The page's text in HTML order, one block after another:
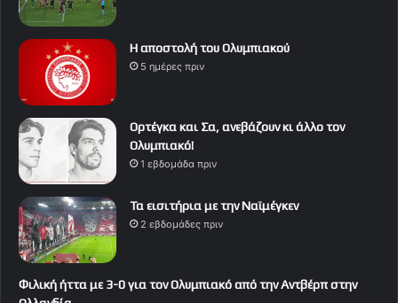
Η αποστολή του Ολυμπιακού
5 ημέρες πριν
Ορτέγκα και Σα, ανεβάζουν κι άλλο τον
Ολυμπιακό!
1 εβδομάδα πριν
Τα εισιτήρια με την Ναϊμέγκεν
2 εβδομάδες πριν
Φιλική ήττα με 3-0 για τον Ολυμπιακό από την Αντβέρπ στην